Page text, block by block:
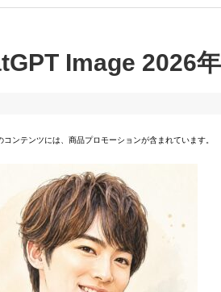
Image 2026
ンテンツには、商品プロモーションが含まれています。